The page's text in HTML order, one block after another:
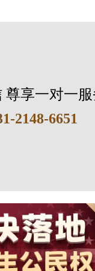
尊享一对一
2148-6651